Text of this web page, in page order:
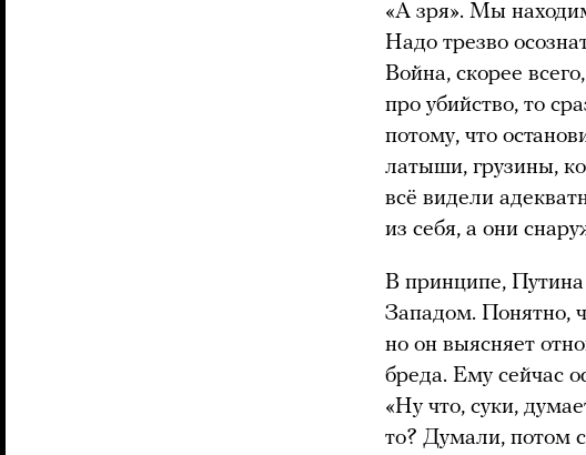
«А зря». Мы
Надо трезво
Война, скорее
про убийство, то
потому, что
латыши, грузины,
всё видели
из себя, а они
В принципе,
Западом. Понятно,
но он выясняет
бреда. Ему сейчас
«Ну что, суки,
то? Думали, потом